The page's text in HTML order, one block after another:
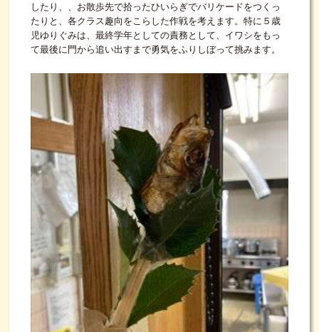
したり、、お散歩先で拾ったひいらぎでバリケードをつくっ
たりと、各クラス趣向をこらした作戦を考えます。特に５歳
児ゆりぐみは、最終学年としての責務として、イワシをもっ
て最後に門から追い出すまで勇気をふりしぼって挑みます。